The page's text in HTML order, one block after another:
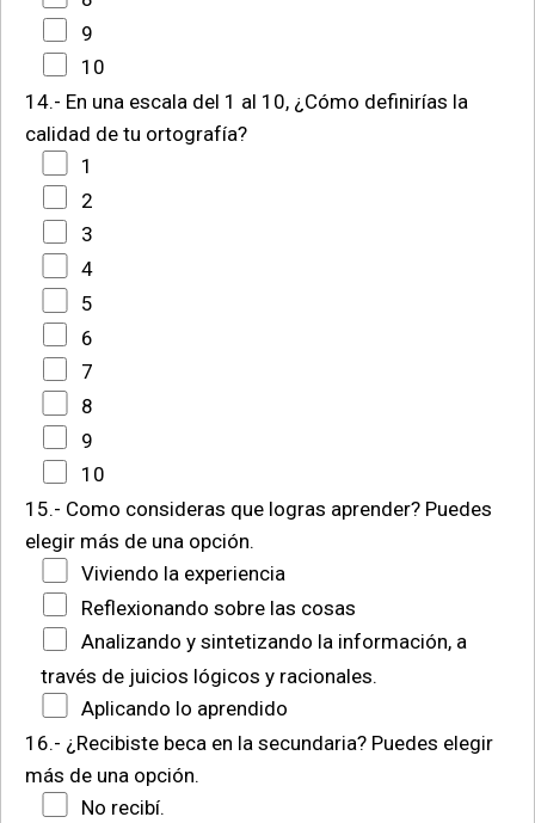
9
10
14.- En una escala del 1 al 10, ¿Cómo definirías la
calidad de tu ortografía?
1
2
3
4
5
6
7
8
9
10
15.- Como consideras que logras aprender? Puedes
elegir más de una opción.
Viviendo la experiencia
Reflexionando sobre las cosas
Analizando y sintetizando la información, a
través de juicios lógicos y racionales.
Aplicando lo aprendido
16.- ¿Recibiste beca en la secundaria? Puedes elegir
más de una opción.
No recibí.